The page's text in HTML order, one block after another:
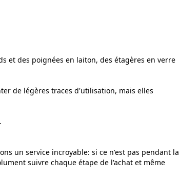
et des poignées en laiton, des étagères en verre
de légères traces d'utilisation, mais elles
un service incroyable: si ce n'est pas pendant la
suivre chaque étape de l'achat et même